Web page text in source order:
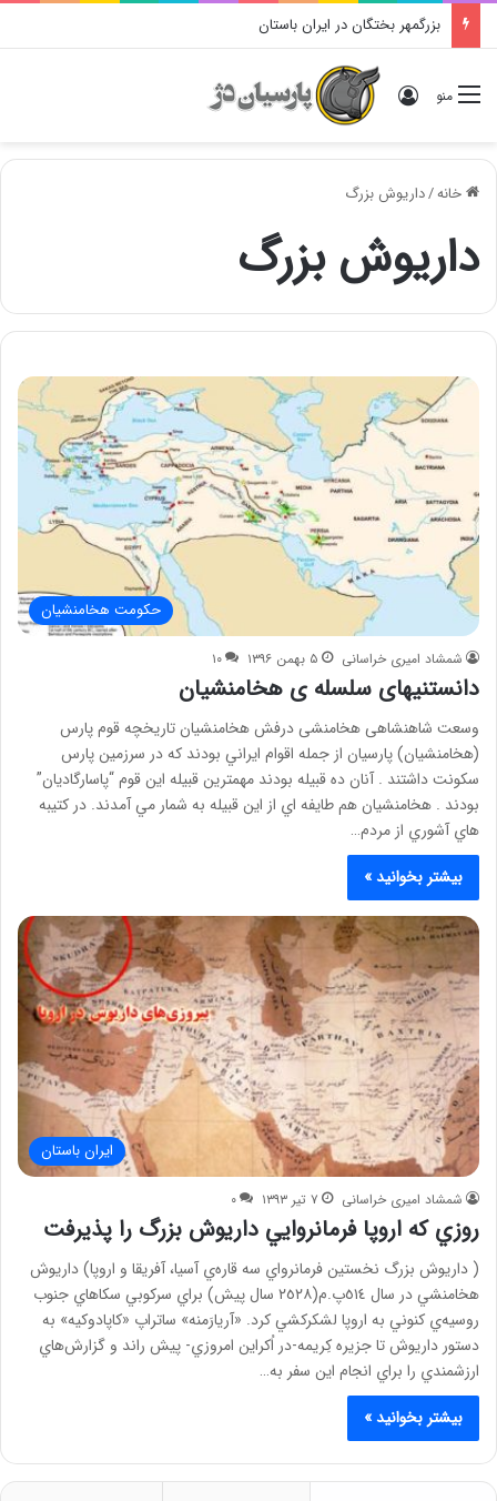
بزرگمهر بختگان در ایران باستان
منو ورود
خانه/داریوش بزرگ
داریوش بزرگ
حکومت هخامنشیان
شمشاد امیری خراسانی ۵ بهمن ۱۳۹۶ ۱۰
دانستنیهای سلسله ی هخامنشیان
وسعت شاهنشاهی هخامنشی درفش هخامنشیان تاریخچه قوم پارس
(هخامنشیان) پارسيان از جمله اقوام ايراني بودند كه در سرزمين پارس
سكونت داشتند . آنان ده قبيله بودند مهمترين قبيله اين قوم “پاسارگاديان”
بودند . هخامنشيان هم طايفه اي از اين قبيله به شمار مي آمدند. در كتيبه
هاي آشوري از مردم…
بیشتر بخوانید »
ایران باستان
شمشاد امیری خراسانی ۷ تیر ۱۳۹۳ ۰
روزي كه اروپا فرمانروايي داريوش بزرگ را پذيرفت
( داريوش بزرگ نخستين فرمانرواي سه قاره‌ي آسيا، آفريقا و اروپا) داريوش
هخامنشي در سال ٥١٤پ.م(٢٥٢٨ سال پيش) براي سركوبي سكاهاي جنوب
روسيه‌ي كنوني به اروپا لشكركشي كرد. «آريارَمنه» ساتراپ «كاپادوكيه» به
دستور داريوش تا جزيره كِريمه-در اُكراين امروزي- پيش راند و گزارش‌هاي
ارزشمندي را براي انجام اين سفر به…
بیشتر بخوانید »